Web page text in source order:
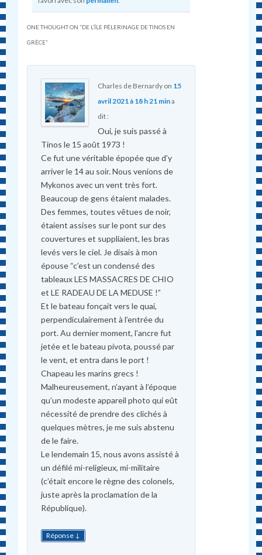
ONE THOUGHT ON “DE L’ÎLE PÈLERINAGE DE TINOS EN
GRÈCE”
Charles de Bernardyon 15
avril 2021 à 18 h 21 mina
dit :
Oui, je suis passé à
Tinos le 15 août 1973 !
Ce fut une véritable épopée que d’y
arriver le 14 au soir. Nous venions de
Mykonos avec un vent très fort.
Beaucoup de gens étaient malades.
Des femmes, toutes vêtues de noir,
étaient assises sur le pont sur des
couvertures et suppliaient, les bras
levés vers le ciel. Je disais à mon
épouse “c’est un condensé des
tableaux LES MASSACRES DE CHIO
et LE RADEAU DE LA MEDUSE !”
Et le bateau fonçait vers le quai,
perpendiculairement à l’entrée du
port. Au dernier moment, l’ancre fut
jetée et le bateau pivota, poussé par
le vent, et entra dans le port !
Chapeau les marins grecs !
Malheureusement, n’ayant à l’époque
qu’un modeste appareil photo qui eût
nécessité de prendre des clichés à
quelques mètres, je me suis abstenu
de le faire.
Le lendemain 15, nous avons assisté à
un défilé mi-religieux, mi-militaire
(c’était encore le règne des colonels,
juste après la proclamation de la
République).
Réponse ↓